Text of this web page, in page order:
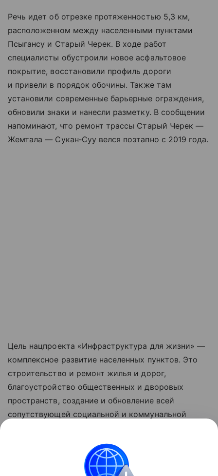
Речь идет об отрезке протяженностью 5,3 км,
расположенном между населенными пунктами
Псыгансу и Старый Черек. В ходе работ
специалисты обустроили новое асфальтовое
покрытие, восстановили профиль дороги
и привели в порядок обочины. Также там
установили современные барьерные ограждения,
обновили знаки и нанесли разметку. В сообщении
напоминают, что ремонт трассы Старый Черек —
Жемтала — Сукан‑Суу велся поэтапно с 2019 года.
Цель нацпроекта «Инфраструктура для жизни» —
комплексное развитие населенных пунктов. Это
строительство и ремонт жилья и дорог,
благоустройство общественных и дворовых
пространств, создание и обновление всей
сопутствующей социальной и коммунальной
маршрутов общественного транспорта за счет
обновления его подвижного состава. Обновленные
нацпроекты реализуются по решению